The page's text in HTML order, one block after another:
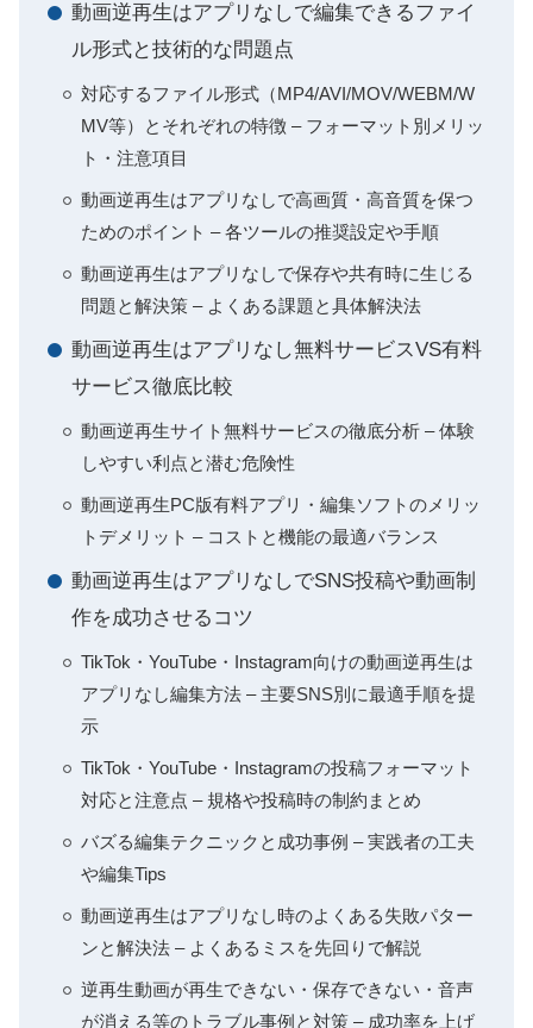
動画逆再生はアプリなしで編集できるファイ
ル形式と技術的な問題点
対応するファイル形式（MP4/AVI/MOV/WEBM/W
MV等）とそれぞれの特徴 – フォーマット別メリッ
ト・注意項目
動画逆再生はアプリなしで高画質・高音質を保つ
ためのポイント – 各ツールの推奨設定や手順
動画逆再生はアプリなしで保存や共有時に生じる
問題と解決策 – よくある課題と具体解決法
動画逆再生はアプリなし無料サービスVS有料
サービス徹底比較
動画逆再生サイト無料サービスの徹底分析 – 体験
しやすい利点と潜む危険性
動画逆再生PC版有料アプリ・編集ソフトのメリッ
トデメリット – コストと機能の最適バランス
動画逆再生はアプリなしでSNS投稿や動画制
作を成功させるコツ
TikTok・YouTube・Instagram向けの動画逆再生は
アプリなし編集方法 – 主要SNS別に最適手順を提
示
TikTok・YouTube・Instagramの投稿フォーマット
対応と注意点 – 規格や投稿時の制約まとめ
バズる編集テクニックと成功事例 – 実践者の工夫
や編集Tips
動画逆再生はアプリなし時のよくある失敗パター
ンと解決法 – よくあるミスを先回りで解説
逆再生動画が再生できない・保存できない・音声
が消える等のトラブル事例と対策 – 成功率を上げ